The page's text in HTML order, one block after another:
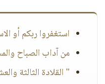
استغفروا ربكم أو
من آداب الصباح
" القلادة الثالثة